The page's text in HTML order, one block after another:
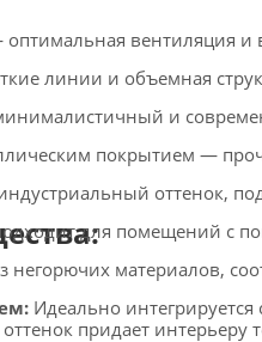
вентиляция и
линии и объемная
и
покрытием —
оттенок,
для помещений с
негорючих материалов,
Идеально
придает